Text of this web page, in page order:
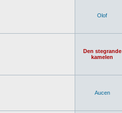
Olof
Den stegrande
kamelen
Aucen